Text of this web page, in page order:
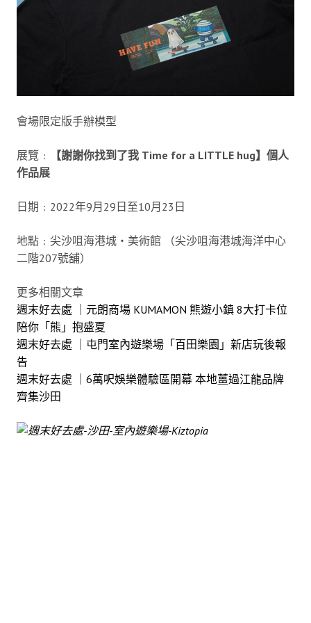
會場限定版手辦模型
展覽﹕
【謝謝你找到了我 Time for a LITTLE hug】個人
作品展
日期﹕2022年9月29日至10月23日
地點﹕尖沙咀海港城‧美術館 （尖沙咀海港城海洋中心
二階207號舖）
更多相關文章
週末好去處 ｜元朗商場 KUMAMON 熊遊小鎮 8大打卡位
陪你「熊」抱盛夏
週末好去處 ｜屯門室內遊樂場「百田樂園」新店玩後報
告
週末好去處 ｜6萬呎娛樂體驗區開幕 本地薑過江龍品牌
齊集沙田